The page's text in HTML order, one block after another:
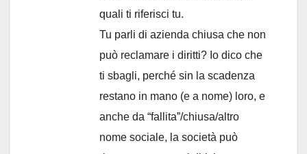
quali ti riferisci tu.
Tu parli di azienda chiusa che non
può reclamare i diritti? Io dico che
ti sbagli, perché sin la scadenza
restano in mano (e a nome) loro, e
anche da “fallita”/chiusa/altro
nome sociale, la società può